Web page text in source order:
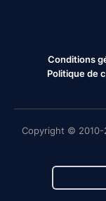
Conditions
Politique de
Copyright © 2010-